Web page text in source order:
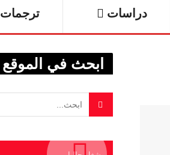
دراسات ترجمات
ابحث في الموقع